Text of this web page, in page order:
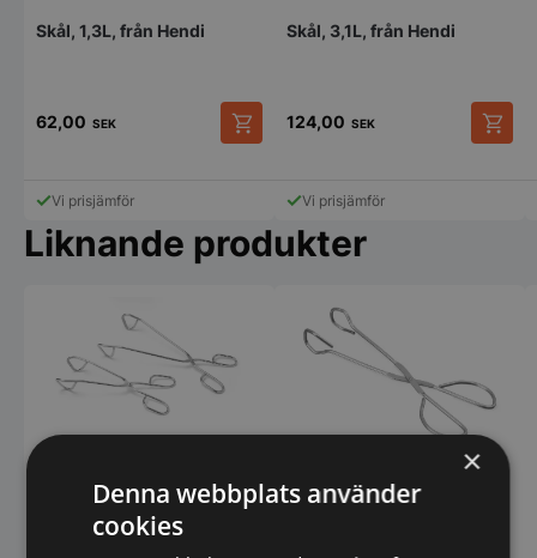
Skål, 1,3L, från Hendi
62,00 SEK
Vi prisjämför
Skål, 3,1L, från Hendi
124,00 SEK
Vi prisjämför
Liknande produkter
240mm, från Hendi
Serveringstång, 240mm
från Hendi
×
Denna webbplats använder
cookies